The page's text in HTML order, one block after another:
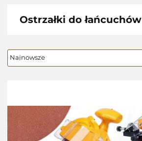
Ostrzałki do łańcuchów